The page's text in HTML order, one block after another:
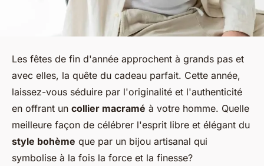
Les fêtes de fin d'année approchent à grands pas et
avec elles, la quête du cadeau parfait. Cette année,
laissez-vous séduire par l'originalité et l'authenticité
en offrant un collier macramé à votre homme. Quelle
meilleure façon de célébrer l'esprit libre et élégant du
style bohème que par un bijou artisanal qui
symbolise à la fois la force et la finesse?